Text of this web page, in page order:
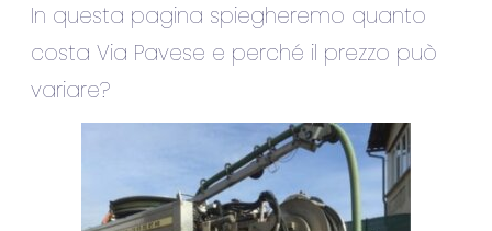
In questa pagina spiegheremo quanto
costa Via Pavese e perché il prezzo può
variare?